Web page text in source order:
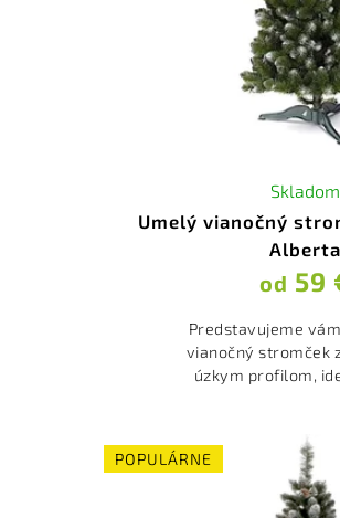
Umelý vianočný
Alberta
Skladom
od 59
Predstavujeme
vianočný stromček
úzkym profilom,
POPULÁRNE